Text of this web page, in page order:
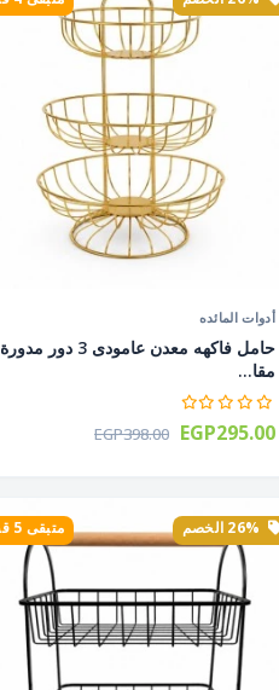
أدوات المائده
حامل فاكهه معدن عامودى 3 دور مدورة
مقا...
EGP398.00 EGP295.00
متبقى 5 قطع